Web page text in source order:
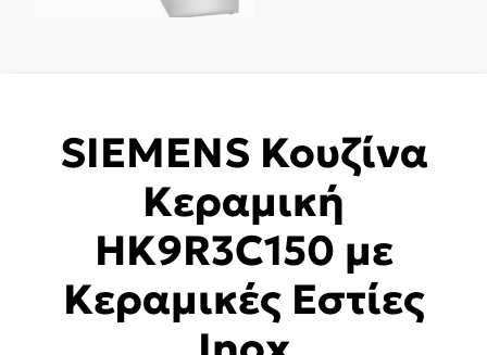
SIEMENS Κουζίνα
Κεραμική
HK9R3C150 με
Κεραμικές Εστίες